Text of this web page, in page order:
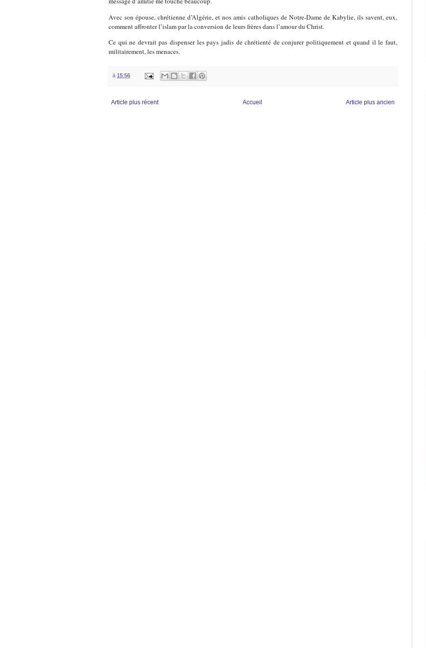
Avec son épouse, chrétienne d’Algérie, et nos amis catholiques de Notre-Dame de Kabylie, ils savent, eux,
comment affronter l’islam par la conversion de leurs frères dans l’amour du Christ.
Ce qui ne devrait pas dispenser les pays jadis de chrétienté de conjurer politiquement et quand il le faut,
militairement, les menaces.
à 15:56
Article plus récent Article plus ancien
Accueil